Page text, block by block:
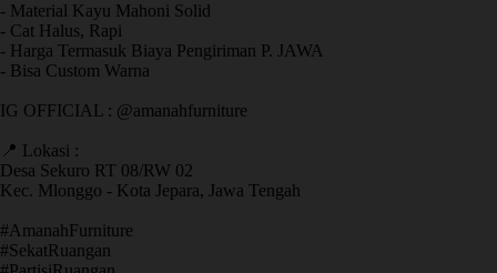
- Material Kayu Mahoni Solid
- Cat Halus, Rapi
- Harga Termasuk Biaya Pengiriman P. JAWA
- Bisa Custom Warna
IG OFFICIAL : @amanahfurniture
📍 Lokasi :
Desa Sekuro RT 08/RW 02
Kec. Mlonggo - Kota Jepara, Jawa Tengah
​#AmanahFurniture
​#SekatRuangan